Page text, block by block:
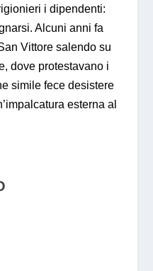
i dipendenti:
Alcuni anni fa
Vittore salendo su
dove protestavano i
simile fece desistere
esterna al